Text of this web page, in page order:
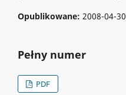
Opublikowane: 2008-04-30
Pełny numer
PDF